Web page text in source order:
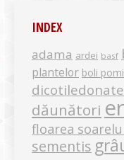
INDEX
adama ardei basf
plantelor boli
dicotiledonate
dăunători
floarea
sementis